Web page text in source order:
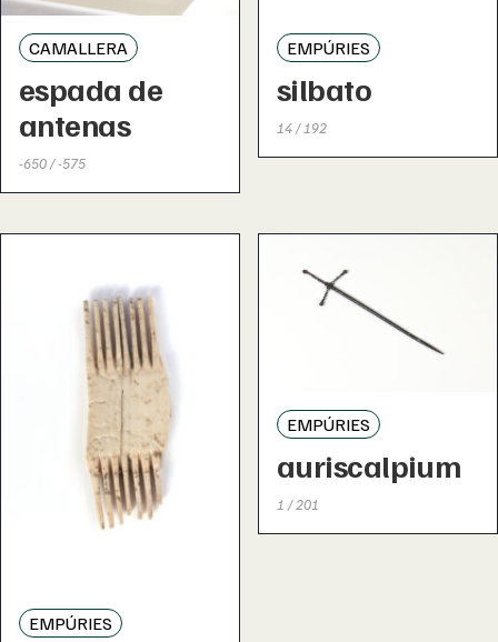
CAMALLERA
espada de
antenas
-650 / -575
EMPÚRIES
silbato
14 / 192
EMPÚRIES
EMPÚRIES
auriscalpium
1 / 201